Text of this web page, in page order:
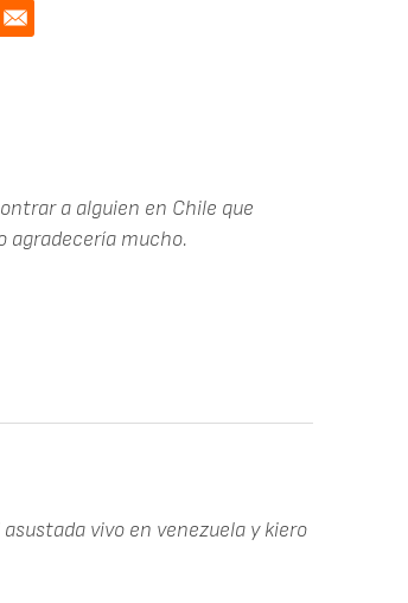
a alguien en Chile que
agradecería mucho.
vivo en venezuela y kiero